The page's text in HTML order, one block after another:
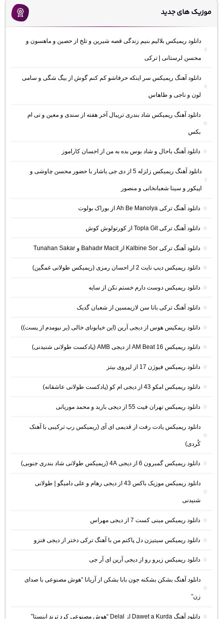
موزیک های جدید
دانلود ریمیکس بلالیم بنیم زندگی قصه شیرین و تلخ از حصین و ماهسون و
محسن لرستانی | ترکی
دانلود آهنگ ریمیکس سر اینکه حرفاشو کم کنم گوش از بیگ شگی و سامی
لون و ناجی و طاهاس
دانلود آهنگ ریمیکس شاد بندری تریبال آخر هفته از سندی و معین و تی ام
بکس
دانلود آهنگ باحال و شاد بوس بده به من از احسان کاراموز
دانلود آهنگ ریمیکس زلزله 5 از دی جی یاشار با حضور محسن چاوشی و
اپیکور و سینا شعبانخانی و منصور
دانلود آهنگ ترکی Ah Be Manolya از بوراک بولوت
دانلود آهنگ ترکی Topla Git از کورتولوش کوش
دانلود آهنگ ترکی Kalbine Sor از Bahadır Macit و Tunahan Sakar
دانلود ریمیکس دیپ نایت 2 از احسان رمزی (ریمیکس طولانی غمگین)
دانلود ریمیکس دوست دارم خستم نکن از سایه
دانلود آهنگ ترکی بانا سن لازیمسین از شعبان گدیک
دانلود ریمکیس هوس از دیجی آرین (این خیابونای خالی (بر نیومدم از پست))
دانلود ریمیکس AM Beat 16 از دیجی AMB (پادکست طولانی شنیدنی)
دانلود ریمیکس فیوژن 17 از لیروی بیتز
دانلود ریمیکس امکو 43 از دیجی ام کو (پادکست طولانی عاشقانه)
دانلود ریمیکس تهران فیت 55 از دیجی باربد و محمد موریانی
دانلود ریمیکس یادت رفت از قدیمی ای آی (ریمیکس رپ ترکیبی با آهنک
کُردی)
دانلود ریمیکس گمبرون 6 از دیجی 4A (ریمیکس طولانی شاد بندری جنوبی)
دانلود ریمیکس موزیک باکس 43 از دیجی رهام و علی دامیگو | طولانی
شنیدنی
دانلود ریمیکس مینی کست 7 از دیجی مهراس
دانلود ریمیکس سیتیزن دل پاکتم من با آهنگ ترکی دختر از دیجی فنزو
دانلود ریمیکس زیرو رو از دیجی آرین ای آر جی
دانلود آهنگ بشکن بشکنه جون بابا بشکن از آریانا “هوش مصنوعی با صدای
زن”
دانلود آهنگ Dawet a Kurda از Delal “هوش مصنوعی کرد ترند اینستا”